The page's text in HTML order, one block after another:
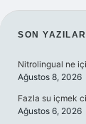
SON YAZILAR
Nitrolingual ne
Ağustos 8, 2026
Fazla su içmek
Ağustos 6, 2026